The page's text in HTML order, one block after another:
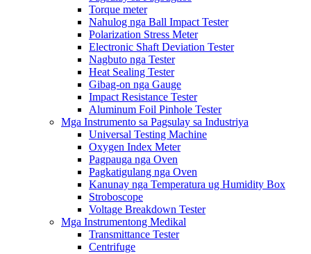
Torque meter
Nahulog nga Ball Impact Tester
Polarization Stress Meter
Electronic Shaft Deviation Tester
Nagbuto nga Tester
Heat Sealing Tester
Gibag-on nga Gauge
Impact Resistance Tester
Aluminum Foil Pinhole Tester
Mga Instrumento sa Pagsulay sa Industriya
Universal Testing Machine
Oxygen Index Meter
Pagpauga nga Oven
Pagkatigulang nga Oven
Kanunay nga Temperatura ug Humidity Box
Stroboscope
Voltage Breakdown Tester
Mga Instrumentong Medikal
Transmittance Tester
Centrifuge